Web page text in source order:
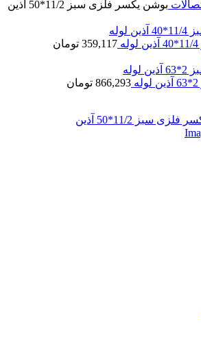
بوشن یکسر فلزی سبز 11/2*50 آذین
359,117 تومان
866,293 تومان